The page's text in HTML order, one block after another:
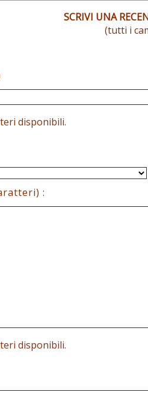
SCRIVI UNA
(tutti i
disponibili.
:
disponibili.